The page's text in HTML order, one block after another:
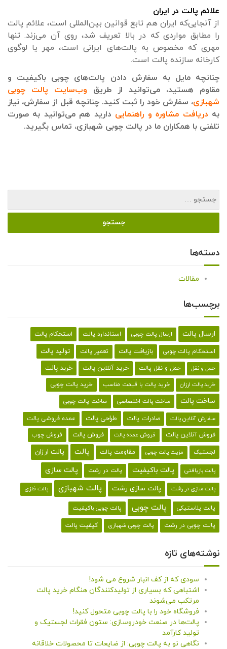
علائم پالت در ایران
از آنجایی‌که ایران هم تابع قوانین بین‌المللی است، علائم پالت
را مطابق مواردی که در بالا تعریف شد، روی آن می‌زند. تنها
مهری که مخصوص به پالت‌های ایرانی است، مهر یا لوگوی
کارخانه سازنده پالت است.
چنانچه مایل به سفارش دادن پالت‌های چوبی باکیفیت و
مقاوم هستید، می‌توانید از طریق
وب‌سایت پالت چوبی
شهبازی، سفارش خود را ثبت کنید. چنانچه قبل از سفارش، نیاز
به دریافت مشاوره و راهنمایی دارید هم می‌توانید به صورت
تلفنی با همکاران ما در پالت چوبی شهبازی، تماس بگیرید.
دسته‌ها
مقالات
برچسب‌ها
ارسال پالت ارسال پالت چوبی استاندارد پالت استحکام پالت
استحکام پالت چوبی بازیافت پالت تعمیر پالت تولید پالت
حمل و نقل حمل و نقل پالت خرید آنلاین پالت خرید پالت
خرید پالت ارزان خرید پالت با قیمت مناسب خرید پالت چوبی
ساخت پالت ساخت پالت اختصاصی ساخت پالت چوبی
سفارش آنلاین پالت صادرات پالت طراحی پالت عمده فروشی پالت
فروش آنلاین پالت فروش عمده پالت فروش پالت فروش چوب
لجستیک مزیت پالت چوبی مقاومت پالت پالت پالت ارزان
پالت بازیافتی پالت باکیفیت پالت در رشت پالت سازی
پالت سازی در رشت پالت سازی رشت پالت شهبازی پالت فلزی
پالت پلاستیکی پالت چوبی پالت چوبی باکیفیت
پالت چوبی در رشت پالت چوبی شهبازی کیفیت پالت
نوشته‌های تازه
سودی که از کف انبار شروع می شود!
اشتباهی که بسیاری از تولیدکنندگان هنگام خرید پالت
مرتکب می‌شوند
فروشگاه خود را با پالت چوبی متحول کنید!
پالت‌ها در صنعت خودروسازی: ستون فقرات لجستیک و
تولید کارآمد
نگاهی نو به پالت چوبی: از ضایعات تا محصولات خلاقانه